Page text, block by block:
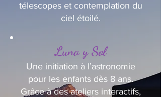
télescopes et contemplation du
ciel étoilé.
Luna y Sol
Une initiation à l’astronomie
pour les enfants dès 8 ans.
Grâce à des ateliers interactifs,